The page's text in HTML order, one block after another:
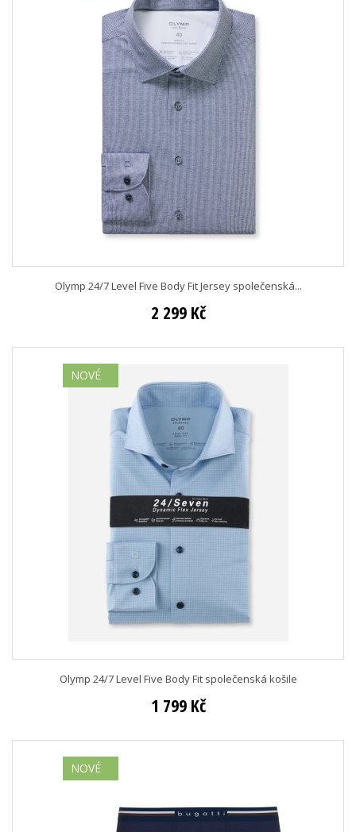
Olymp 24/7 Level Five Body Fit Jersey společenská...
2 299 Kč
NOVÉ
Olymp 24/7 Level Five Body Fit společenská košile
1 799 Kč
NOVÉ